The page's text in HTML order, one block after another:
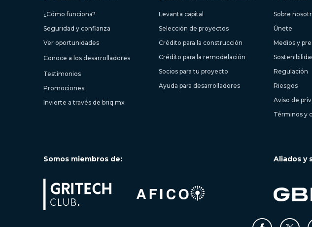
¿Cómo funciona?
Seguridad y confianza
Ver oportunidades
Conoce a los desarrolladores
Testimonios
Promociones
Invierte a través de briq.mx
Levanta capital
Selección de proyectos
Crédito para la construcción
Crédito para la remodelación
Socios para tu proyecto
Ayuda para desarrolladores
Sobre
Únete
Medios y
Regulación
Riesgos
Aviso de
Términos y
Somos miembros de: Aliados y